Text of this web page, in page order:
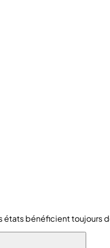
bénéficient toujours